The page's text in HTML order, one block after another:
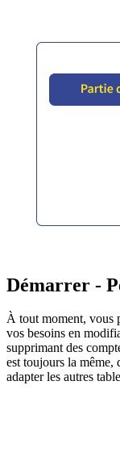
Démarrer -
À tout moment, vous
vos besoins en
supprimant des
est toujours la même,
adapter les autres